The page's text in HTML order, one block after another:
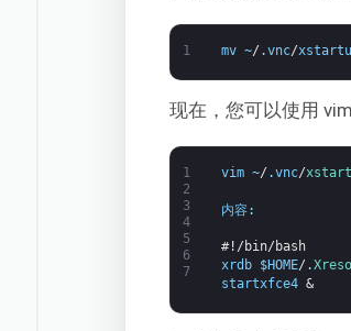
1 mv ~/ .vnc/
现在，您可以使用
1
2
3
4
5
6
7
vim ~/ .vnc/
内容:
#!/bin/bash
xrdb $HOME/ .
startxfce4 &